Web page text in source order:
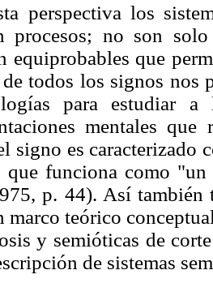
perspectiva los
procesos; no son
equiprobables que
todos los signos nos
para estudiar
mentales
signo es caracterizado
que funciona como
p. 44). Así también
marco teórico
y semióticas de
de sistemas